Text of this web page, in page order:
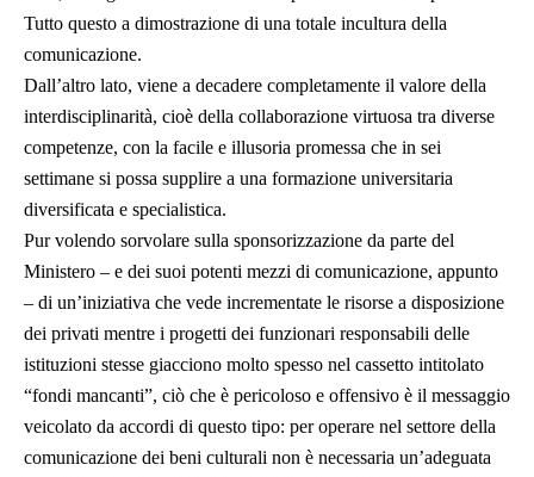
Tutto questo a dimostrazione di una totale incultura della
comunicazione.
Dall’altro lato, viene a decadere completamente il valore della
interdisciplinarità, cioè della collaborazione virtuosa tra diverse
competenze, con la facile e illusoria promessa che in sei
settimane si possa supplire a una formazione universitaria
diversificata e specialistica.
Pur volendo sorvolare sulla sponsorizzazione da parte del
Ministero – e dei suoi potenti mezzi di comunicazione, appunto
– di un’iniziativa che vede incrementate le risorse a disposizione
dei privati mentre i progetti dei funzionari responsabili delle
istituzioni stesse giacciono molto spesso nel cassetto intitolato
“fondi mancanti”, ciò che è pericoloso e offensivo è il messaggio
veicolato da accordi di questo tipo: per operare nel settore della
comunicazione dei beni culturali non è necessaria un’adeguata